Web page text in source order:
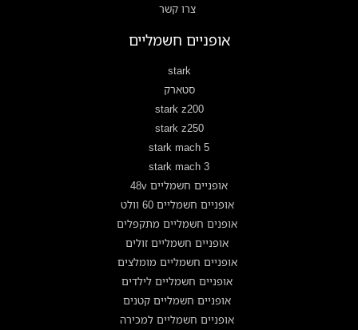
צרו קשר
אופניים חשמליים
stark
סטארק
stark z200
stark z250
stark mach 5
stark mach 3
אופניים חשמליים 48v
אופניים חשמליים 60 וולט
אופנים חשמליים מתקפלים
אופניים חשמליים זולים
אופניים חשמליים מומלצים
אופניים חשמליים לילדים
אופניים חשמליים קטנים
אופניים חשמליים למכירה